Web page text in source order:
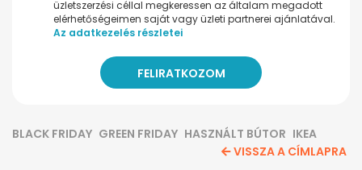
üzletszerzési céllal megkeressen az általam megadott
elérhetőségeimen saját vagy üzleti partnerei ajánlatával.
Az adatkezelés részletei
BLACK FRIDAY GREEN FRIDAY HASZNÁLT BÚTOR IKEA
VISSZA A CÍMLAPRA